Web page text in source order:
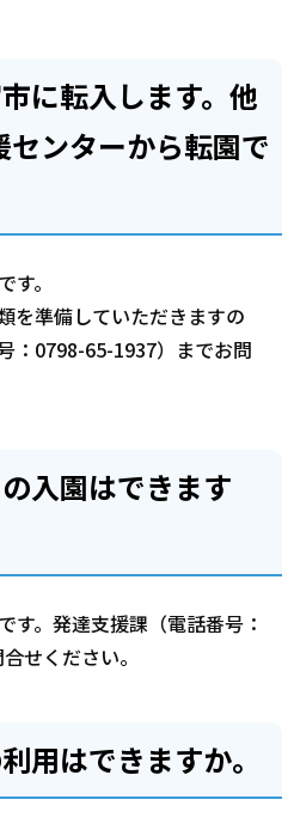
に転入します。他
ンターから転園で
。
を準備していただきますの
：0798-65-1937）までお問
入園はできます
す。発達支援課（電話番号：
せください。
用はできますか。